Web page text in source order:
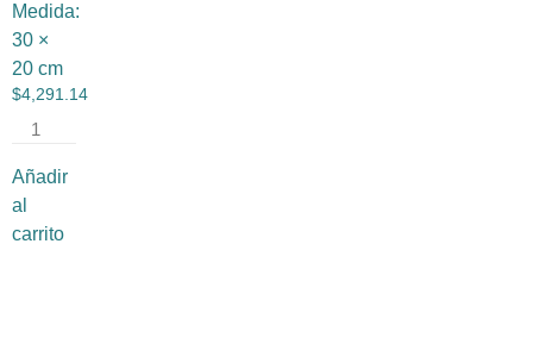
Medida:
30 ×
20 cm
$4,291.14
Añadir
al
carrito